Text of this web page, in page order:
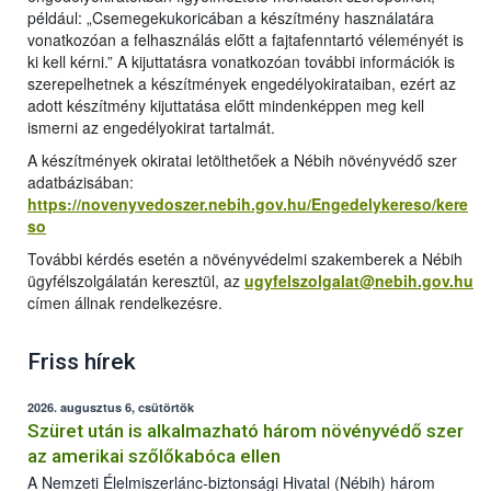
például: „Csemegekukoricában a készítmény használatára
vonatkozóan a felhasználás előtt a fajtafenntartó véleményét is
ki kell kérni.” A kijuttatásra vonatkozóan további információk is
szerepelhetnek a készítmények engedélyokirataiban, ezért az
adott készítmény kijuttatása előtt mindenképpen meg kell
ismerni az engedélyokirat tartalmát.
A készítmények okiratai letölthetőek a Nébih növényvédő szer
adatbázisában:
https://novenyvedoszer.nebih.gov.hu/Engedelykereso/kere
so
További kérdés esetén a növényvédelmi szakemberek a Nébih
ügyfélszolgálatán keresztül, az ugyfelszolgalat@nebih.gov.hu
címen állnak rendelkezésre.
Friss hírek
2026. augusztus 6, csütörtök
Szüret után is alkalmazható három növényvédő szer
az amerikai szőlőkabóca ellen
A Nemzeti Élelmiszerlánc-biztonsági Hivatal (Nébih) három